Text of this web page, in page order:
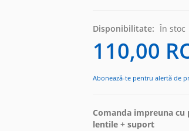
Disponibilitate: În stoc
110,00
Abonează-te pentru alertă de
Comanda impreuna
lentile + suport